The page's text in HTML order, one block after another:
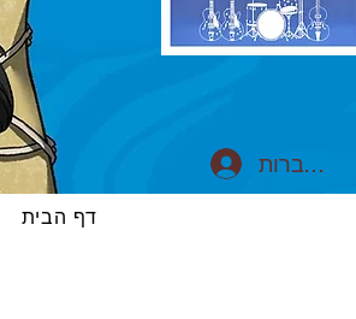
דף הבית